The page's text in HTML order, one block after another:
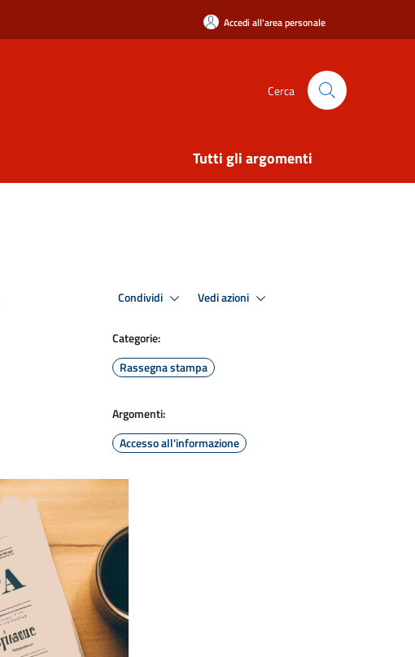
Accedi all'area personale
Cerca
Tutti gli argomenti
Condividi Vedi azioni
Categorie:
Rassegna stampa
Argomenti:
Accesso all'informazione